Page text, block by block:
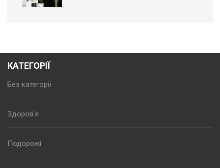
КАТЕГОРІЇ
Без категорії
Здоров'я
Подорожі